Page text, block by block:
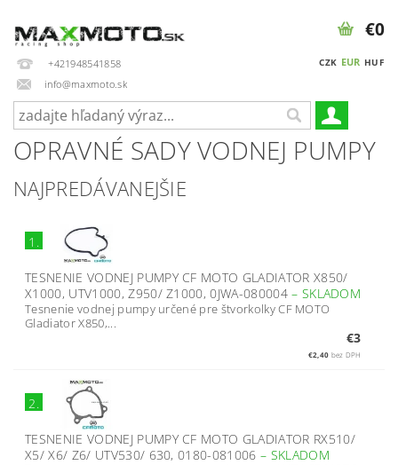
+421948541858
info@maxmoto.sk
CZK EUR HUF
€0
OPRAVNÉ SADY VODNEJ PUMPY
NAJPREDÁVANEJŠIE
1.
TESNENIE VODNEJ PUMPY CF MOTO GLADIATOR X850/
X1000, UTV1000, Z950/ Z1000, 0JWA-080004– SKLADOM
Tesnenie vodnej pumpy určené pre štvorkolky CF MOTO
Gladiator X850,...
€3
€2,40 bez DPH
2.
TESNENIE VODNEJ PUMPY CF MOTO GLADIATOR RX510/
X5/ X6/ Z6/ UTV530/ 630, 0180-081006 – SKLADOM